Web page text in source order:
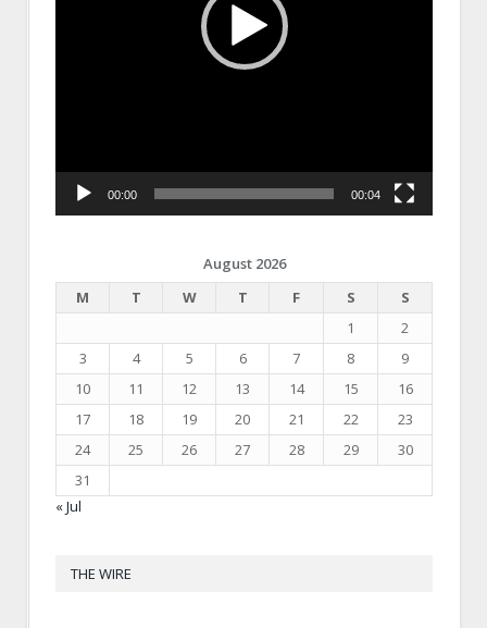
00:00 00:04
August 2026
M
T W T F S
S
1
2
3
4 5 6 7 8
9
10
11 12 13 14 15
16
17
18 19 20 21 22
23
24
25 26 27 28 29
30
31
« Jul
THE WIRE